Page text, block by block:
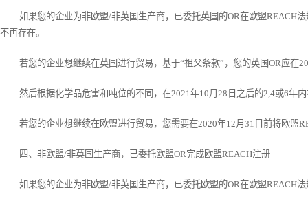
如果您的企业为非欧盟/非英国生产商，已委托英国的OR在欧盟REACH
不再存在。
若您的企业想继续在英国进行贸易，基于“祖父条款”，您的英国OR应在
然后根据化学品危害和吨位的不同，在2021年10月28日之后的2,4或6年
若您的企业想继续在欧盟进行贸易，您需要在2020年12月31日前将欧盟
四、非欧盟/非英国生产商，已委托欧盟OR完成欧盟REACH注册
如果您的企业为非欧盟/非英国生产商，已委托欧盟的OR在欧盟REACH